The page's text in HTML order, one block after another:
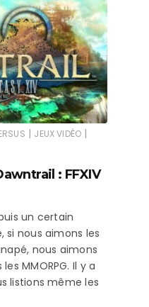
| JEUX VIDÉO |
: FFXIV
un certain
si nous aimons les
nous aimons
MMORPG. Il y a
listions même les